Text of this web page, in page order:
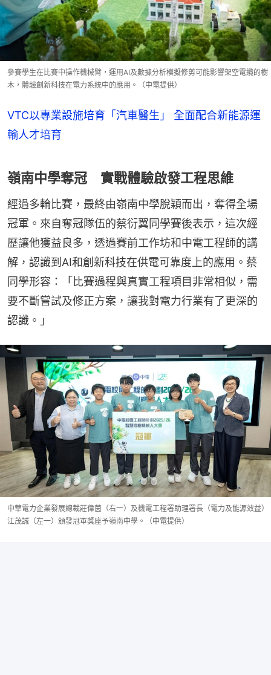
參賽學生在比賽中操作機械臂，運用AI及數據分析模擬修剪可能影響架空電纜的樹
木，體驗創新科技在電力系統中的應用。（中電提供）
VTC以專業設施培育「汽車醫生」 全面配合新能源運
輸人才培育
嶺南中學奪冠 實戰體驗啟發工程思維
經過多輪比賽，最終由嶺南中學脫穎而出，奪得全場
冠軍。來自奪冠隊伍的蔡衍翼同學賽後表示，這次經
歷讓他獲益良多，透過賽前工作坊和中電工程師的講
解，認識到AI和創新科技在供電可靠度上的應用。蔡
同學形容：「比賽過程與真實工程項目非常相似，需
要不斷嘗試及修正方案，讓我對電力行業有了更深的
認識。」
中華電力企業發展總裁莊偉茵（右一）及機電工程署助理署長（電力及能源效益）
江茂誠（左一）頒發冠軍獎座予嶺南中學。（中電提供）